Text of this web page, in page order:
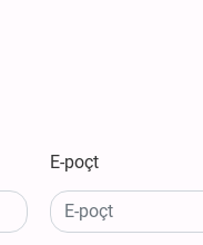
E-poçt